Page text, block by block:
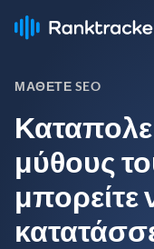
ΜΆΘΕΤΕ SEO
μύθους
μπορείτε